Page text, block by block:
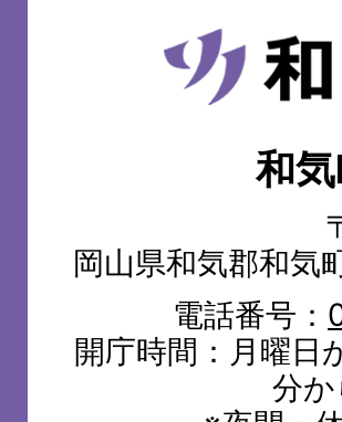
和
気
和
岡山県和気郡和気
電話番号：
開庁時間：月曜日
分